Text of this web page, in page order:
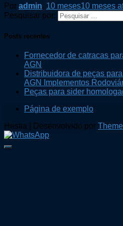
Por admin, 10 meses10 meses
Pesquisar por:
Posts recentes
Fornecedor de catracas
AGN
Distribuidora de peças
AGN Implementos
Peças para sider
Página de exemplo
Hestia | Desenvolvido por